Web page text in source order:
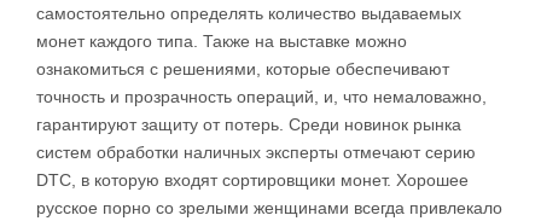
самостоятельно определять количество выдаваемых
монет каждого типа. Также на выставке можно
ознакомиться с решениями, которые обеспечивают
точность и прозрачность операций, и, что немаловажно,
гарантируют защиту от потерь. Среди новинок рынка
систем обработки наличных эксперты отмечают серию
DTC, в которую входят сортировщики монет. Хорошее
русское порно со зрелыми женщинами всегда привлекало